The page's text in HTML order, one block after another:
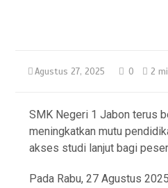
Agustus 27, 2025 0 2
SMK Negeri 1 Jabon terus
meningkatkan mutu
akses studi lanjut bagi
Pada Rabu, 27 Agustus